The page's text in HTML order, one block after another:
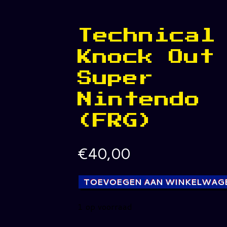
Technical
Knock Out
Super
Nintendo
(FRG)
€40,00
TOEVOEGEN AAN
1 op voorraad